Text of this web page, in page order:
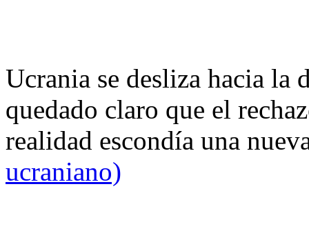
Ucrania se desliza hacia
quedado claro que el
realidad escondía una
ucraniano)